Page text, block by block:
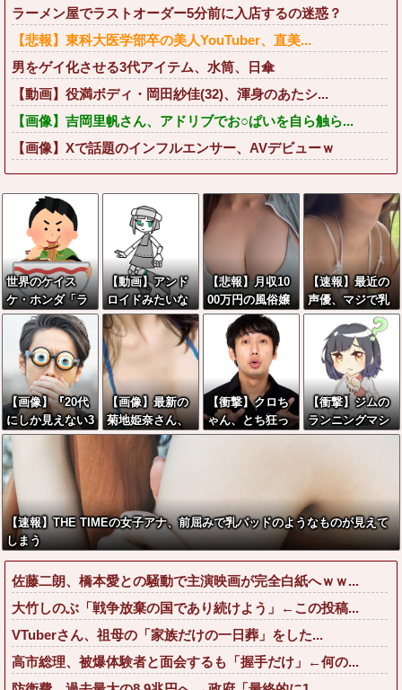
ラーメン屋でラストオーダー5分前に入店するの迷惑？
【悲報】東科大医学部卒の美人YouTuber、直美...
男をゲイ化させる3代アイテム、水筒、日傘
【動画】役満ボディ・岡田紗佳(32)、渾身のあたシ...
【画像】吉岡里帆さん、アドリブでお○ぱいを自ら触ら...
【画像】Xで話題のインフルエンサー、AVデビューｗ
世界のケイス
ケ・ホンダ「ラ
ーメン700円は
安すぎる！2000
円にするべき」
【動画】アンド
ロイドみたいな
女子小学生が発
見される
【悲報】月収10
00万円の風俗嬢
の1日あたりのセ
ッ■ス回数がこ
ちら
【速報】最近の
声優、マジで乳
がデカいwwww
wwwww
【画像】『20代
にしか見えない3
0代女子』がこち
らです←お前ら
から見てど
う？？？？？？
？
【画像】最新の
菊地姫奈さん、
乳がとんでもな
いことになる
【衝撃】クロち
ゃん、とち狂っ
たツイートをす
【衝撃】ジムの
ランニングマシ
ーン占拠してず
ｗｗｗｗ
【速報】THE TIMEの女子アナ、前屈みで乳パッドのようなものが見えて
しまう
佐藤二朗、橋本愛との騒動で主演映画が完全白紙へｗｗ...
大竹しのぶ「戦争放棄の国であり続けよう」←この投稿...
VTuberさん、祖母の「家族だけの一日葬」をした...
高市総理、被爆体験者と面会するも「握手だけ」←何の...